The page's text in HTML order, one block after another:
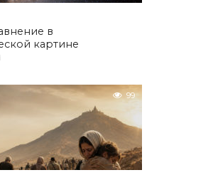
в
картине
99